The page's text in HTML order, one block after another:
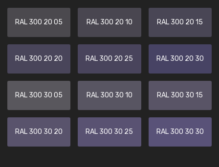
RAL 300 20 05 RAL 300 20 10 RAL 300 20 15
RAL 300 20 20 RAL 300 20 25 RAL 300 20 30
RAL 300 30 05 RAL 300 30 10 RAL 300 30 15
RAL 300 30 20 RAL 300 30 25 RAL 300 30 30